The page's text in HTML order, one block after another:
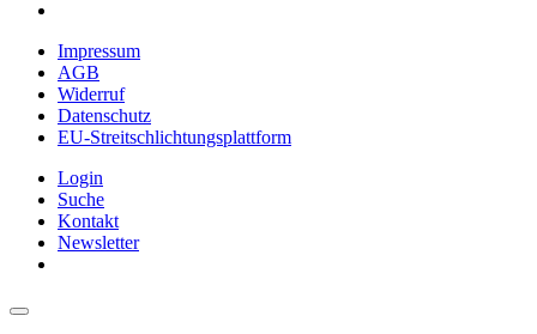
Impressum
AGB
Widerruf
Datenschutz
EU-Streitschlichtungsplattform
Login
Suche
Kontakt
Newsletter